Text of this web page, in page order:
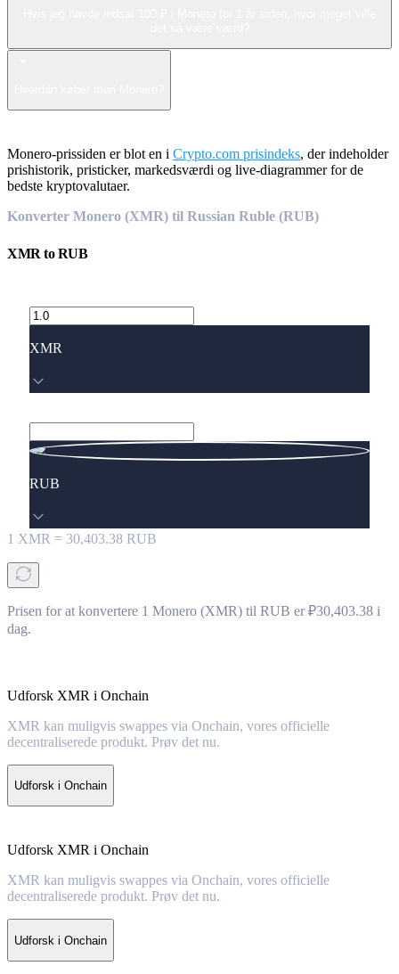
Monero-prissiden er blot en i Crypto.com prisindeks, der indeholder
prishistorik, pristicker, markedsværdi og live-diagrammer for de
bedste kryptovalutaer.
Konverter Monero (XMR) til Russian Ruble (RUB)
XMR toRUB
XMR
RUB
1 XMR = 30,403.38 RUB
Prisen for at konvertere 1 Monero (XMR) til RUB er ₽30,403.38 i
dag.
Udforsk XMR i Onchain
XMR kan muligvis swappes via Onchain, vores officielle
decentraliserede produkt. Prøv det nu.
Udforsk i Onchain
Udforsk XMR i Onchain
XMR kan muligvis swappes via Onchain, vores officielle
decentraliserede produkt. Prøv det nu.
Udforsk i Onchain